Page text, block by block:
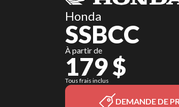
Honda
SSBCC
À partir de
179 $
Tous frais inclus
DEMANDE DE